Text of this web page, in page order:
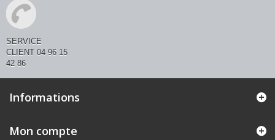
SERVICE
CLIENT 04 96 15
42 86
Informations
Mon compte